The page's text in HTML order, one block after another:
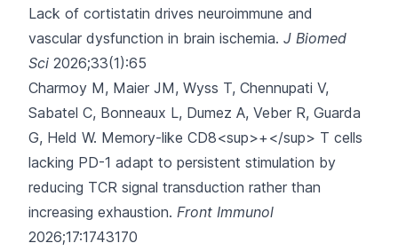
Lack of cortistatin drives neuroimmune and
vascular dysfunction in brain ischemia. J Biomed
Sci 2026;33(1):65
Charmoy M, Maier JM, Wyss T, Chennupati V,
Sabatel C, Bonneaux L, Dumez A, Veber R, Guarda
G, Held W. Memory-like CD8<sup>+</sup> T cells
lacking PD-1 adapt to persistent stimulation by
reducing TCR signal transduction rather than
increasing exhaustion. Front Immunol
2026;17:1743170